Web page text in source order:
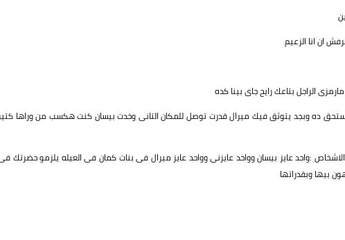
ان انا الزعيم
الراجل بتاعك رايح جاى بينا كده
ده وبجد يتوثق فيك ميرال قدرت توصل للمكان التانى وخدت بيسان كنت هكسب من وراها
:واحد عايز بيسان وواحد عايزنى وواحد عايز ميرال فى بنات كمان فى العيله يلزمو حضرتك
بيها وبقدراتها